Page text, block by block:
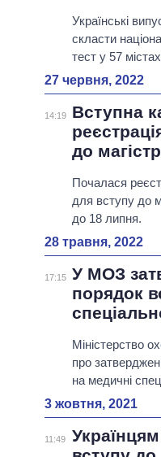
Українські
скласти
тест у 57
27 червня, 2022
14:19
Вступна
до
Почалася
для вступу до
до 18 липня.
28 травня, 2022
17:15 У МОЗ
порядок
Міністерство
про
на медичні
3 жовтня, 2021
11:49